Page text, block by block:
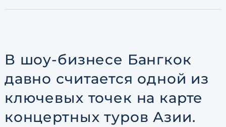
В шоу-бизнесе Бангкок
давно считается одной из
ключевых точек на карте
концертных туров Азии.